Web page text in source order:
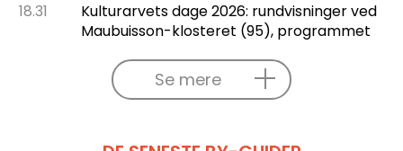
18.31
Kulturarvets dage 2026: rundvisninger ved
Maubuisson-klosteret (95), programmet
Se mere